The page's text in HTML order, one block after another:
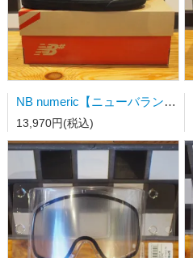
NB numeric【ニューバランス】スケートシューズ NM306BON 27.0cm
13,970円(税込)